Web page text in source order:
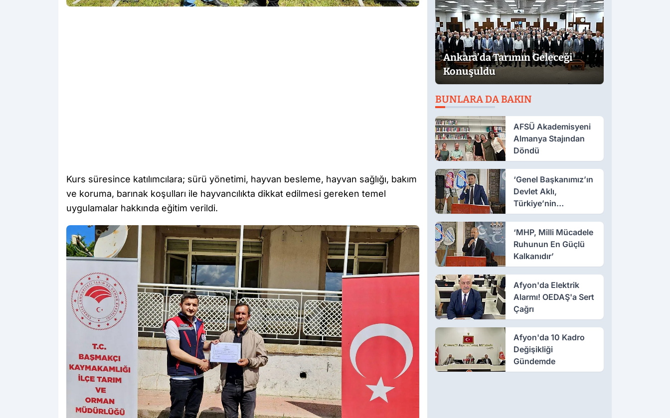
Kurs süresince katılımcılara; sürü yönetimi, hayvan besleme, hayvan sağlığı, bakım
ve koruma, barınak koşulları ile hayvancılıkta dikkat edilmesi gereken temel
uygulamalar hakkında eğitim verildi.
Ankara’da Tarımın Geleceği
Konuşuldu
BUNLARA DA BAKIN
AFSÜ Akademisyeni
Almanya Stajından
Döndü
‘Genel Başkanımız’ın
Devlet Aklı,
Türkiye’nin
Güvencesi’
‘MHP, Milli Mücadele
Ruhunun En Güçlü
Kalkanıdır’
Afyon'da Elektrik
Alarmı! OEDAŞ'a Sert
Çağrı
Afyon'da 10 Kadro
Değişikliği
Gündemde